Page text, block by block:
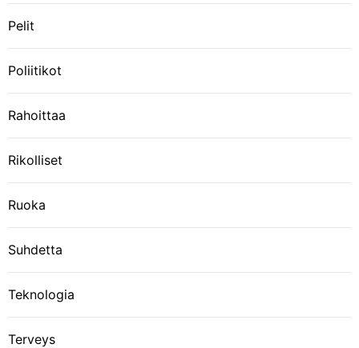
Pelit
Poliitikot
Rahoittaa
Rikolliset
Ruoka
Suhdetta
Teknologia
Terveys